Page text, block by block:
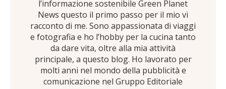
l’informazione sostenibile Green Planet
News questo il primo passo per il mio vi
racconto di me. Sono appassionata di viaggi
e fotografia e ho l’hobby per la cucina tanto
da dare vita, oltre alla mia attività
principale, a questo blog. Ho lavorato per
molti anni nel mondo della pubblicità e
comunicazione nel Gruppo Editoriale